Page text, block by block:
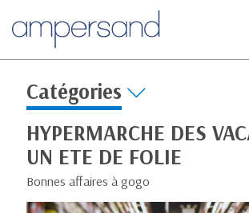
Catégories
HYPERMARCHE DES
UN ETE DE FOLIE
Bonnes affaires à gogo